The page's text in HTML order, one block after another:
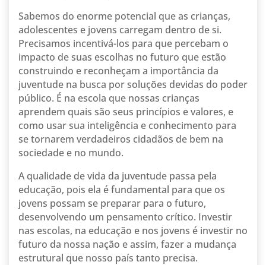
Sabemos do enorme potencial que as crianças,
adolescentes e jovens carregam dentro de si.
Precisamos incentivá-los para que percebam o
impacto de suas escolhas no futuro que estão
construindo e reconheçam a importância da
juventude na busca por soluções devidas do poder
público. É na escola que nossas crianças
aprendem quais são seus princípios e valores, e
como usar sua inteligência e conhecimento para
se tornarem verdadeiros cidadãos de bem na
sociedade e no mundo.
A qualidade de vida da juventude passa pela
educação, pois ela é fundamental para que os
jovens possam se preparar para o futuro,
desenvolvendo um pensamento crítico. Investir
nas escolas, na educação e nos jovens é investir no
futuro da nossa nação e assim, fazer a mudança
estrutural que nosso país tanto precisa.